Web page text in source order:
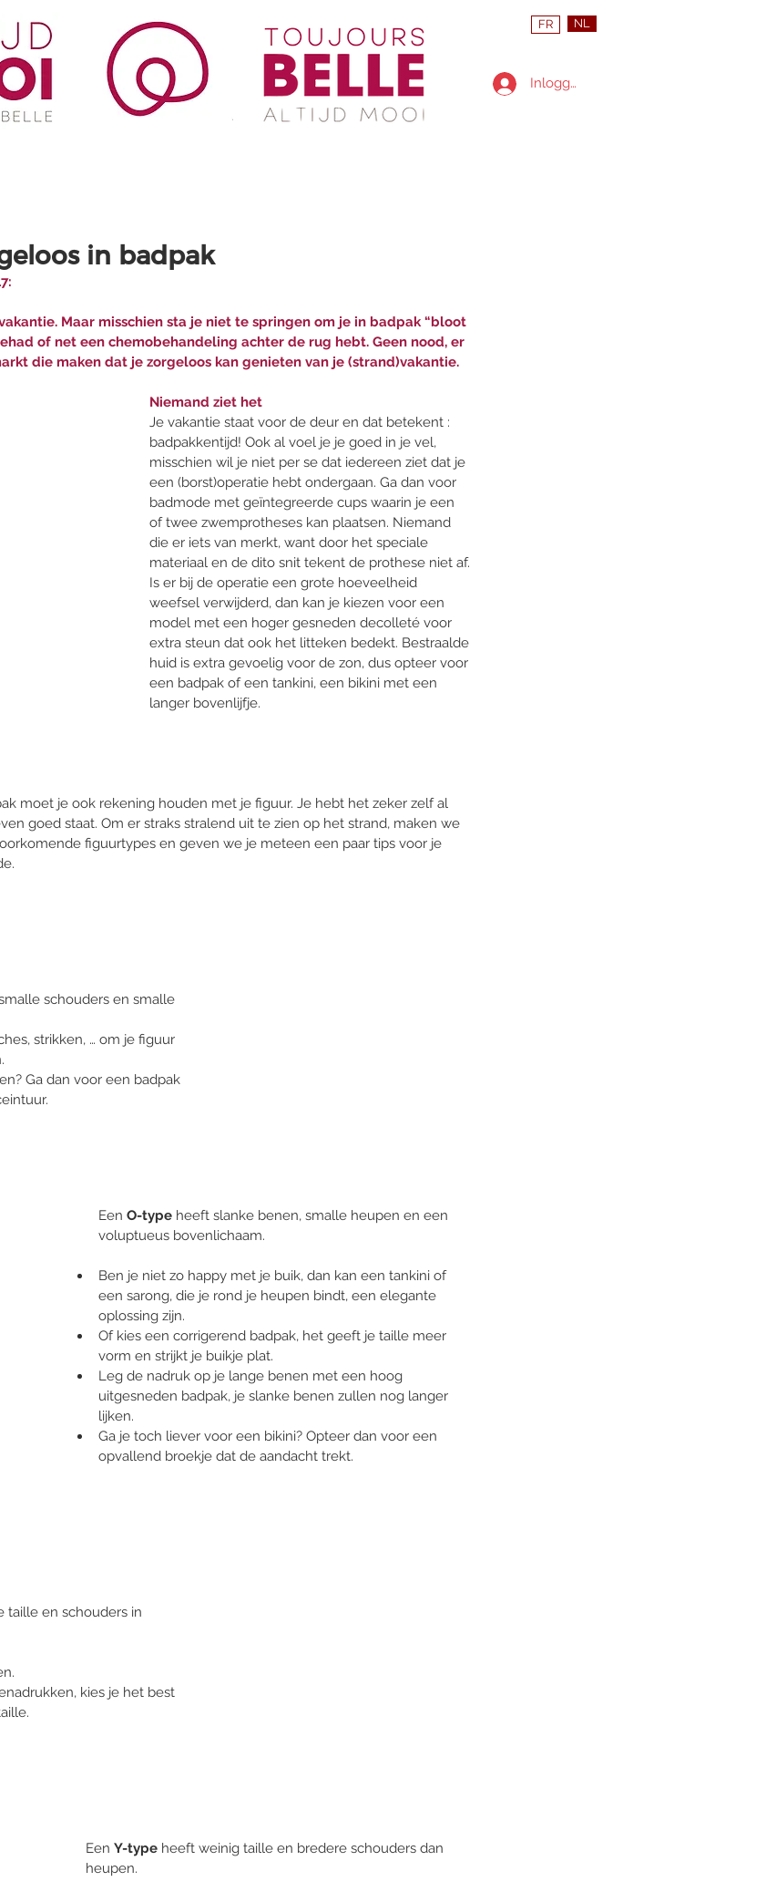
FR NL
Inloggen
in badpak
Maar misschien sta je niet te springen om je in badpak “bloot
of net een chemobehandeling achter de rug hebt. Geen nood, er
die maken dat je zorgeloos kan genieten van je (strand)vakantie.
Niemand ziet het
Je vakantie staat voor de deur en dat betekent :
badpakkentijd! Ook al voel je je goed in je vel,
misschien wil je niet per se dat iedereen ziet dat je
een (borst)operatie hebt ondergaan. Ga dan voor
badmode met geïntegreerde cups waarin je een
of twee zwemprotheses kan plaatsen. Niemand
die er iets van merkt, want door het speciale
materiaal en de dito snit tekent de prothese niet af.
Is er bij de operatie een grote hoeveelheid
weefsel verwijderd, dan kan je kiezen voor een
model met een hoger gesneden decolleté voor
extra steun dat ook het litteken bedekt. Bestraalde
huid is extra gevoelig voor de zon, dus opteer voor
een badpak of een tankini, een bikini met een
langer bovenlijfje.
moet je ook rekening houden met je figuur. Je hebt het zeker zelf al
goed staat. Om er straks stralend uit te zien op het strand, maken we
figuurtypes en geven we je meteen een paar tips voor je
schouders en smalle
strikken, … om je figuur
Ga dan voor een badpak
Een O-type heeft slanke benen, smalle heupen en een
voluptueus bovenlichaam.
Ben je niet zo happy met je buik, dan kan een tankini of
een sarong, die je rond je heupen bindt, een elegante
oplossing zijn.
Of kies een corrigerend badpak, het geeft je taille meer
vorm en strijkt je buikje plat.
Leg de nadruk op je lange benen met een hoog
uitgesneden badpak, je slanke benen zullen nog langer
lijken.
Ga je toch liever voor een bikini? Opteer dan voor een
opvallend broekje dat de aandacht trekt.
taille en schouders in
kies je het best
Een Y-type heeft weinig taille en bredere schouders dan
heupen.